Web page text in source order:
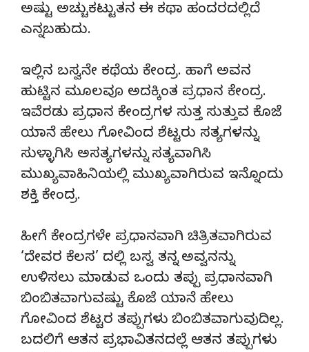
ಅಷ್ಟು ಅಚ್ಚುಕಟ್ಟುತನ ಈ ಕಥಾ ಹಂದರದಲ್ಲಿದೆ
ಎನ್ನಬಹುದು.
ಇಲ್ಲಿನ ಬಸ್ವನೇ ಕಥೆಯ ಕೇಂದ್ರ. ಹಾಗೆ ಅವನ
ಹುಟ್ಟಿನ ಮೂಲವೂ ಅದಕ್ಕಿಂತ ಪ್ರಧಾನ ಕೇಂದ್ರ.
ಇವೆರಡು ಪ್ರಧಾನ ಕೇಂದ್ರಗಳ ಸುತ್ತ ಸುತ್ತುವ ಕೊಜೆ
ಯಾನೆ ಹೇಲು ಗೋವಿಂದ ಶೆಟ್ಟರು ಸತ್ಯಗಳನ್ನು
ಸುಳ್ಳಾಗಿಸಿ ಅಸತ್ಯಗಳನ್ನು ಸತ್ಯವಾಗಿಸಿ
ಮುಖ್ಯವಾಹಿನಿಯಲ್ಲಿ ಮುಖ್ಯವಾಗಿರುವ ಇನ್ನೊಂದು
ಶಕ್ತಿ ಕೇಂದ್ರ.
ಹೀಗೆ ಕೇಂದ್ರಗಳೇ ಪ್ರಧಾನವಾಗಿ ಚಿತ್ರಿತವಾಗಿರುವ
‘ದೇವರ ಕೆಲಸ’ ದಲ್ಲಿ ಬಸ್ವ ತನ್ನ ಅವ್ವನನ್ನು
ಉಳಿಸಲು ಮಾಡುವ ಒಂದು ತಪ್ಪು ಪ್ರಧಾನವಾಗಿ
ಬಿಂಬಿತವಾಗುವಷ್ಟು ಕೊಜೆ ಯಾನೆ ಹೇಲು
ಗೋವಿಂದ ಶೆಟ್ಟರ ತಪ್ಪುಗಳು ಬಿಂಬಿತವಾಗುವುದಿಲ್ಲ.
ಬದಲಿಗೆ ಆತನ ಪ್ರಭಾವಿತನದಲ್ಲೆ ಆತನ ತಪ್ಪುಗಳು